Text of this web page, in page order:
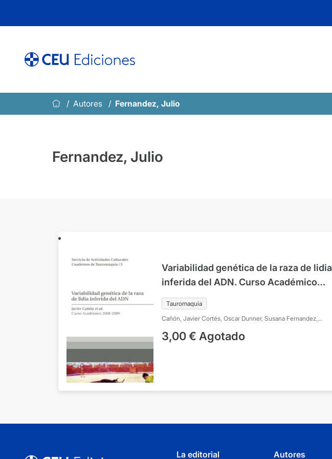
Autores Fernandez, Julio
Fernandez, Julio
Variabilidad genética de la raza de lidia
inferida del ADN. Curso Académico
2008-2009
Tauromaquia
Cañón, Javier Cortés, Oscar Dunner, Susana Fernandez,
3,00€ Agotado
La editorial Autores